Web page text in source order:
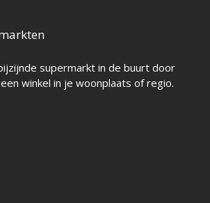
supermarkt in de buurt door
winkel in je woonplaats of regio.